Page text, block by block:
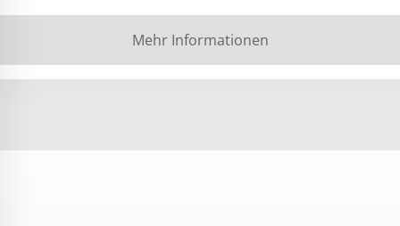
Mehr Informationen